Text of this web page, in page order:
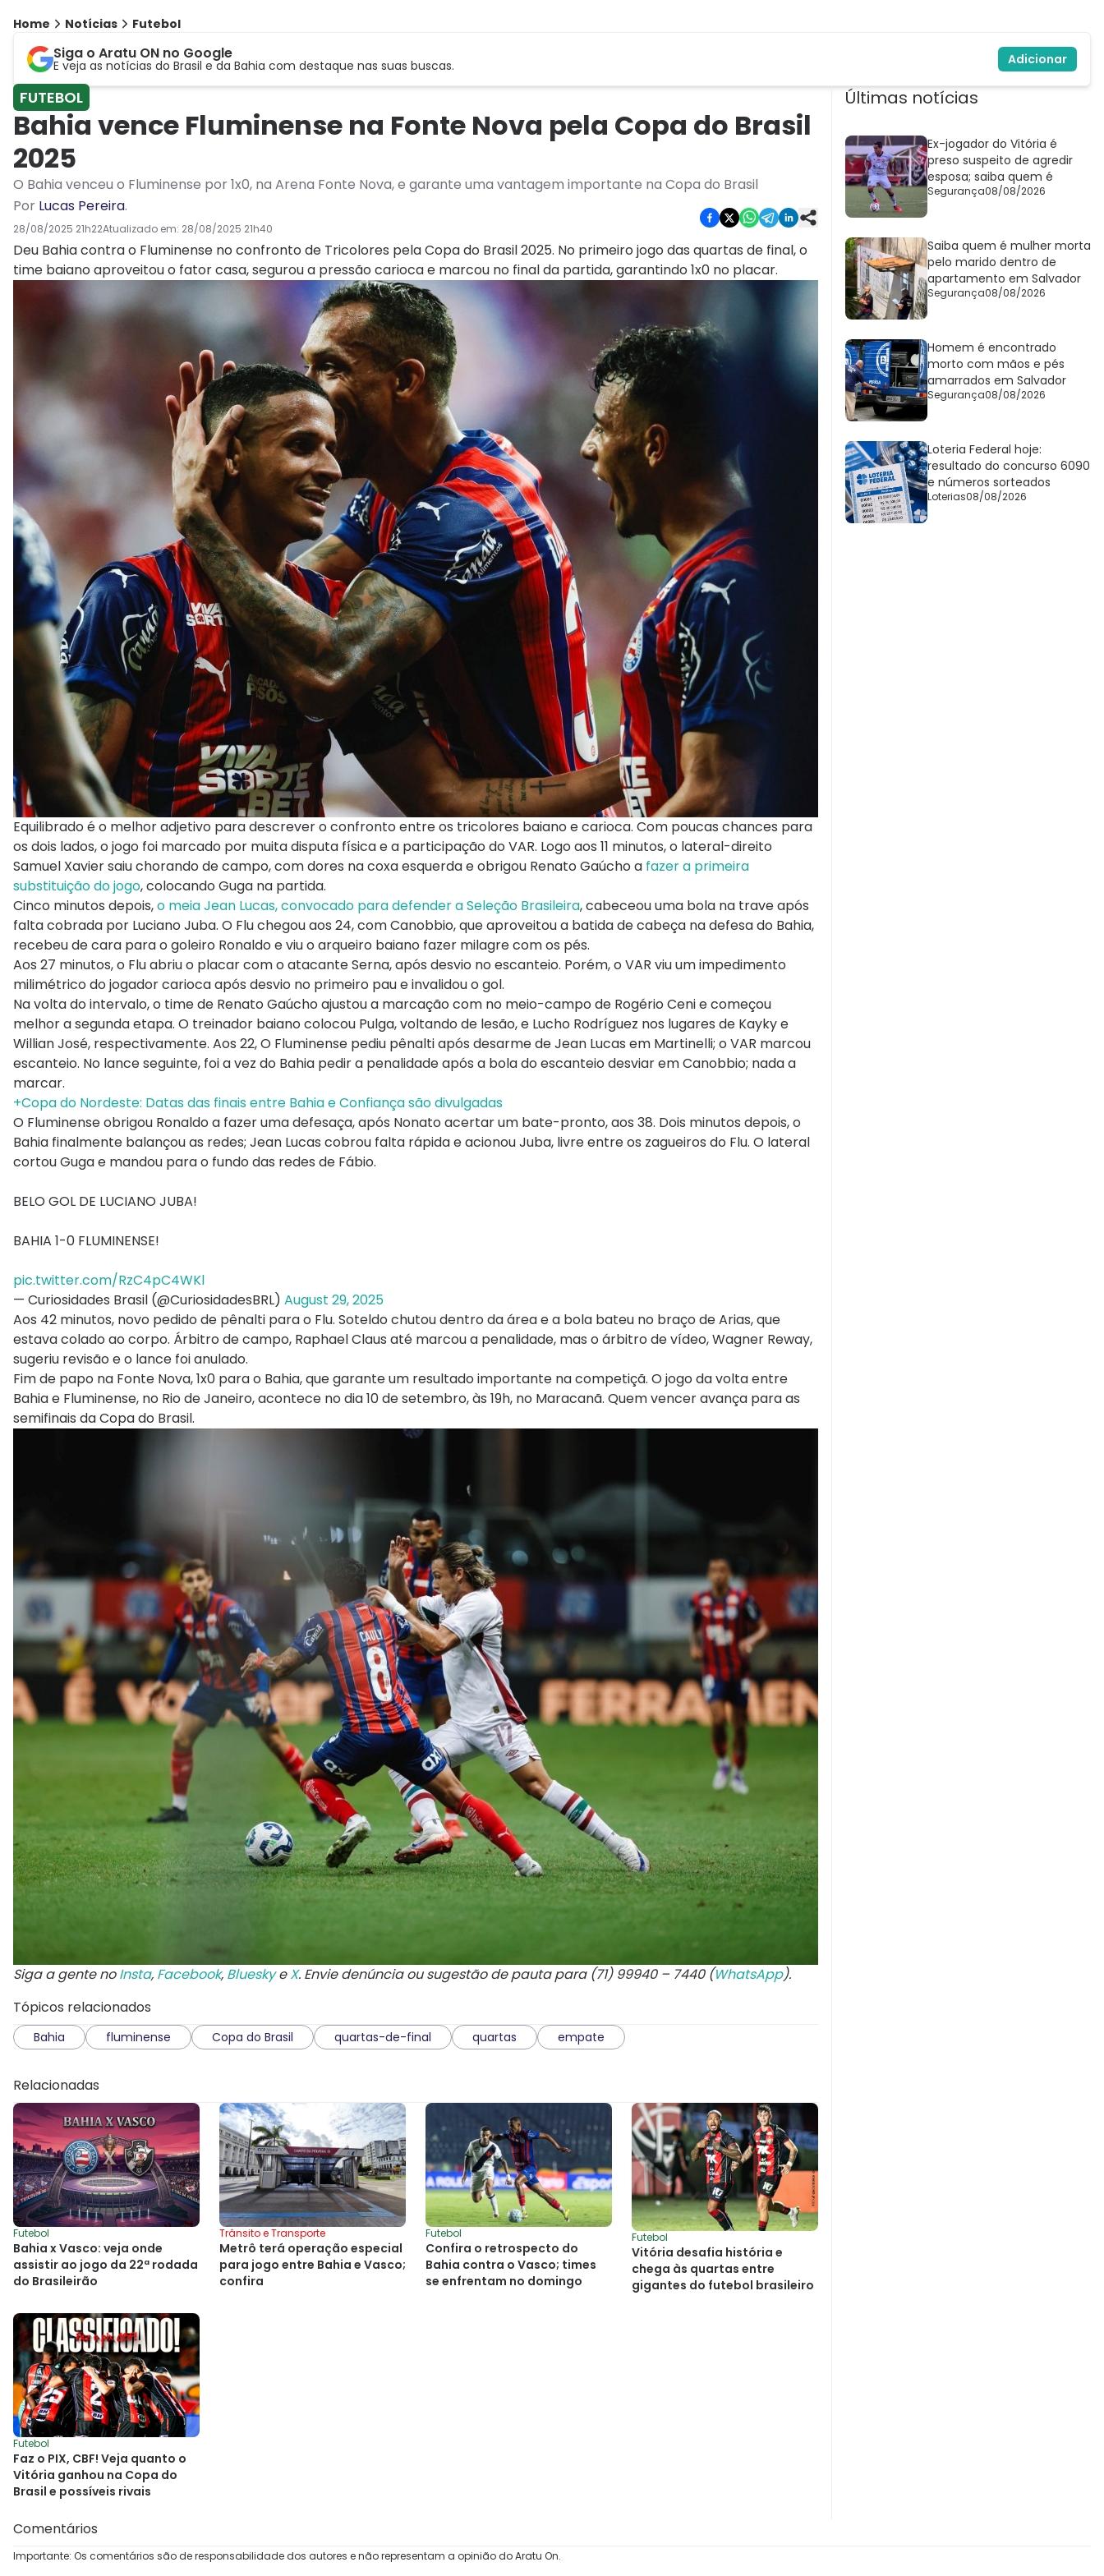
Home Notícias Futebol
Siga o Aratu ON no Google
E veja as notícias do Brasil e da Bahia com destaque nas suas buscas. Adicionar
FUTEBOL
Bahia vence Fluminense na Fonte Nova pela Copa do Brasil
2025
O Bahia venceu o Fluminense por 1x0, na Arena Fonte Nova, e garante uma vantagem importante na Copa do Brasil
Por Lucas Pereira.
28/08/2025 21h22Atualizado em: 28/08/2025 21h40
Deu Bahia contra o Fluminense no confronto de Tricolores pela Copa do Brasil 2025. No primeiro jogo das quartas de final, o
time baiano aproveitou o fator casa, segurou a pressão carioca e marcou no final da partida, garantindo 1x0 no placar.
Equilibrado é o melhor adjetivo para descrever o confronto entre os tricolores baiano e carioca. Com poucas chances para
os dois lados, o jogo foi marcado por muita disputa física e a participação do VAR. Logo aos 11 minutos, o lateral-direito
Samuel Xavier saiu chorando de campo, com dores na coxa esquerda e obrigou Renato Gaúcho a fazer a primeira
substituição do jogo, colocando Guga na partida.
Cinco minutos depois,o meia Jean Lucas, convocado para defender a Seleção Brasileira, cabeceou uma bola na trave após
falta cobrada por Luciano Juba. O Flu chegou aos 24, com Canobbio, que aproveitou a batida de cabeça na defesa do Bahia,
recebeu de cara para o goleiro Ronaldo e viu o arqueiro baiano fazer milagre com os pés.
Aos 27 minutos, o Flu abriu o placar com o atacante Serna, após desvio no escanteio. Porém, o VAR viu um impedimento
milimétrico do jogador carioca após desvio no primeiro pau e invalidou o gol.
Na volta do intervalo, o time de Renato Gaúcho ajustou a marcação com no meio-campo de Rogério Ceni e começou
melhor a segunda etapa. O treinador baiano colocou Pulga, voltando de lesão, e Lucho Rodríguez nos lugares de Kayky e
Willian José, respectivamente. Aos 22, O Fluminense pediu pênalti após desarme de Jean Lucas em Martinelli; o VAR marcou
escanteio. No lance seguinte, foi a vez do Bahia pedir a penalidade após a bola do escanteio desviar em Canobbio; nada a
marcar.
+Copa do Nordeste: Datas das finais entre Bahia e Confiança são divulgadas
O Fluminense obrigou Ronaldo a fazer uma defesaça, após Nonato acertar um bate-pronto, aos 38. Dois minutos depois, o
Bahia finalmente balançou as redes; Jean Lucas cobrou falta rápida e acionou Juba, livre entre os zagueiros do Flu. O lateral
cortou Guga e mandou para o fundo das redes de Fábio.
BELO GOL DE LUCIANO JUBA!
BAHIA 1-0 FLUMINENSE!
pic.twitter.com/RzC4pC4WKl
— Curiosidades Brasil (@CuriosidadesBRL) August 29, 2025
Aos 42 minutos, novo pedido de pênalti para o Flu. Soteldo chutou dentro da área e a bola bateu no braço de Arias, que
estava colado ao corpo. Árbitro de campo, Raphael Claus até marcou a penalidade, mas o árbitro de vídeo, Wagner Reway,
sugeriu revisão e o lance foi anulado.
Fim de papo na Fonte Nova, 1x0 para o Bahia, que garante um resultado importante na competiçã. O jogo da volta entre
Bahia e Fluminense, no Rio de Janeiro, acontece no dia 10 de setembro, às 19h, no Maracanã. Quem vencer avança para as
semifinais da Copa do Brasil.
Siga a gente noInsta, Facebook, BlueskyeX. Envie denúncia ou sugestão de pauta para (71) 99940 – 7440 (WhatsApp).
Tópicos relacionados
Bahia fluminense Copa do Brasil quartas-de-final quartas empate
Relacionadas
Futebol
Bahia x Vasco: veja onde
assistir ao jogo da 22ª rodada
do Brasileirão
Trânsito e Transporte
Metrô terá operação especial
para jogo entre Bahia e Vasco;
confira
Futebol
Confira o retrospecto do
Bahia contra o Vasco; times
se enfrentam no domingo
Futebol
Vitória desafia história e
chega às quartas entre
gigantes do futebol brasileiro
Futebol
Faz o PIX, CBF! Veja quanto o
Vitória ganhou na Copa do
Brasil e possíveis rivais
Últimas notícias
Ex-jogador do Vitória é
preso suspeito de agredir
esposa; saiba quem é
Segurança08/08/2026
Saiba quem é mulher morta
pelo marido dentro de
apartamento em Salvador
Segurança08/08/2026
Homem é encontrado
morto com mãos e pés
amarrados em Salvador
Segurança08/08/2026
Loteria Federal hoje:
resultado do concurso 6090
e números sorteados
Loterias08/08/2026
Comentários
Importante: Os comentários são de responsabilidade dos autores e não representam a opinião do Aratu On.